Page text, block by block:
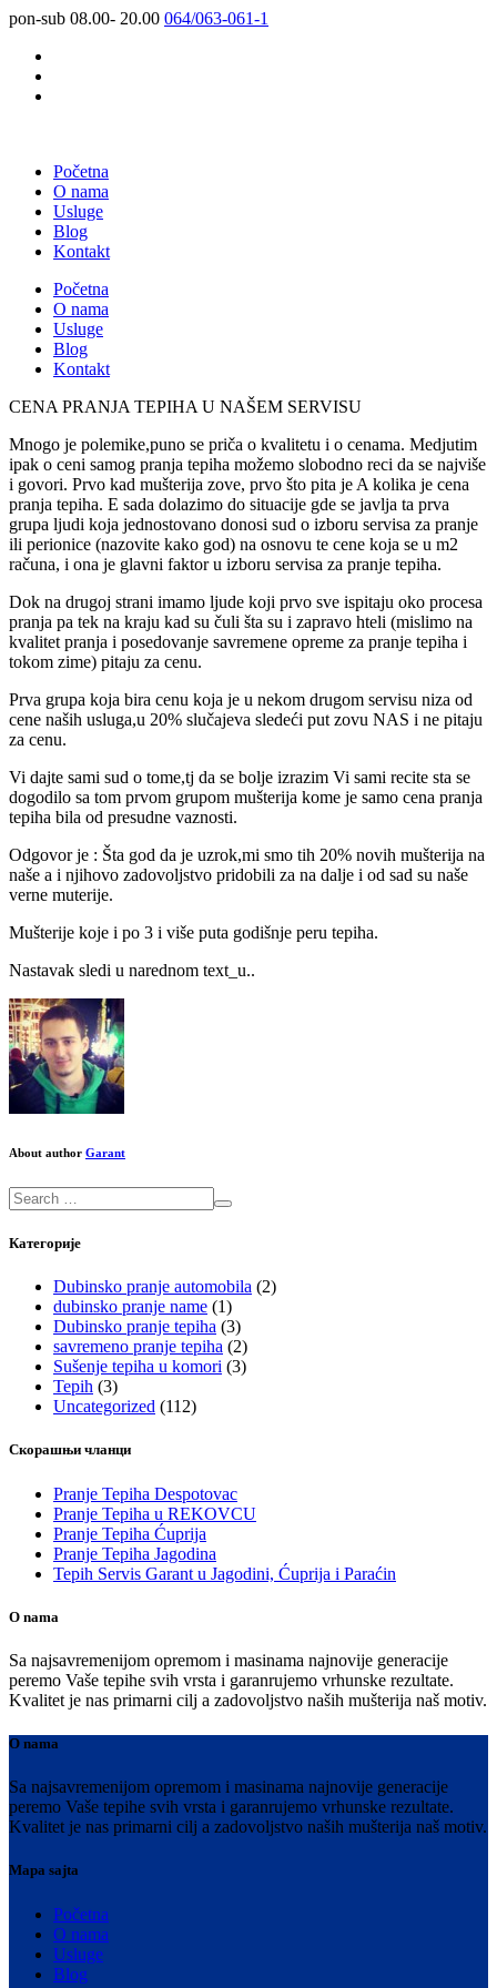
pon-sub 08.00- 20.00 064/063-061-1
Početna
O nama
Usluge
Blog
Kontakt
Početna
O nama
Usluge
Blog
Kontakt
CENA PRANJA TEPIHA U NAŠEM SERVISU
Mnogo je polemike,puno se priča o kvalitetu i o cenama. Medjutim
ipak o ceni samog pranja tepiha možemo slobodno reci da se najviše
i govori. Prvo kad mušterija zove, prvo što pita je A kolika je cena
pranja tepiha. E sada dolazimo do situacije gde se javlja ta prva
grupa ljudi koja jednostovano donosi sud o izboru servisa za pranje
ili perionice (nazovite kako god) na osnovu te cene koja se u m2
računa, i ona je glavni faktor u izboru servisa za pranje tepiha.
Dok na drugoj strani imamo ljude koji prvo sve ispitaju oko procesa
pranja pa tek na kraju kad su čuli šta su i zapravo hteli (mislimo na
kvalitet pranja i posedovanje savremene opreme za pranje tepiha i
tokom zime) pitaju za cenu.
Prva grupa koja bira cenu koja je u nekom drugom servisu niza od
cene naših usluga,u 20% slučajeva sledeći put zovu NAS i ne pitaju
za cenu.
Vi dajte sami sud o tome,tj da se bolje izrazim Vi sami recite sta se
dogodilo sa tom prvom grupom mušterija kome je samo cena pranja
tepiha bila od presudne vaznosti.
Odgovor je : Šta god da je uzrok,mi smo tih 20% novih mušterija na
naše a i njihovo zadovoljstvo pridobili za na dalje i od sad su naše
verne muterije.
Mušterije koje i po 3 i više puta godišnje peru tepiha.
Nastavak sledi u narednom text_u..
About author Garant
Категорије
Dubinsko pranje automobila (2)
dubinsko pranje name (1)
Dubinsko pranje tepiha (3)
savremeno pranje tepiha (2)
Sušenje tepiha u komori (3)
Tepih (3)
Uncategorized (112)
Скорашњи чланци
Pranje Tepiha Despotovac
Pranje Tepiha u REKOVCU
Pranje Tepiha Ćuprija
Pranje Tepiha Jagodina
Tepih Servis Garant u Jagodini, Ćuprija i Paraćin
O nama
Sa najsavremenijom opremom i masinama najnovije generacije
peremo Vaše tepihe svih vrsta i garanrujemo vrhunske rezultate.
Kvalitet je nas primarni cilj a zadovoljstvo naših mušterija naš motiv.
O nama
Sa najsavremenijom opremom i masinama najnovije generacije
peremo Vaše tepihe svih vrsta i garanrujemo vrhunske rezultate.
Kvalitet je nas primarni cilj a zadovoljstvo naših mušterija naš motiv.
Mapa sajta
Početna
O nama
Usluge
Blog